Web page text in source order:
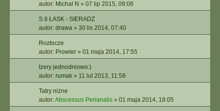
autor: Michal N » 07 lip 2015, 09:06
S 8 ŁASK - SIERADZ
autor: drawa » 30 lis 2014, 07:40
Roztocze
autor: Prowler » 01 maja 2014, 17:55
Izery jednodniowo:)
autor: rumak » 11 lut 2013, 11:58
Tatry niżne
autor:Abscessus Perianalis » 01 maja 2014, 18:05